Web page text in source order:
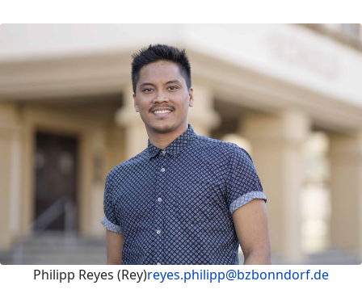
Philipp Reyes (Rey)reyes.philipp@bzbonndorf.de